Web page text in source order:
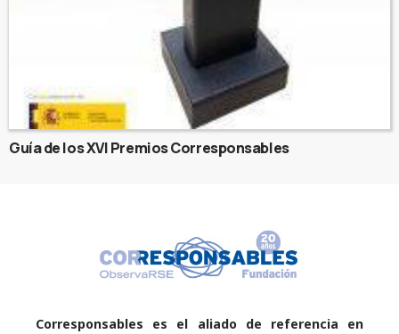
Guía de los XVI Premios Corresponsables
Corresponsables es el aliado de referencia en